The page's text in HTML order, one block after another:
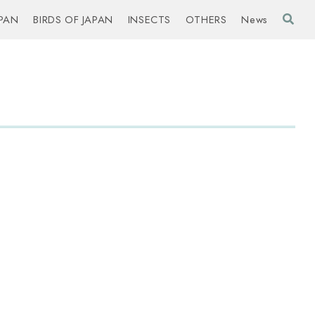
BIRDS OF JAPAN INSECTS OTHERS News